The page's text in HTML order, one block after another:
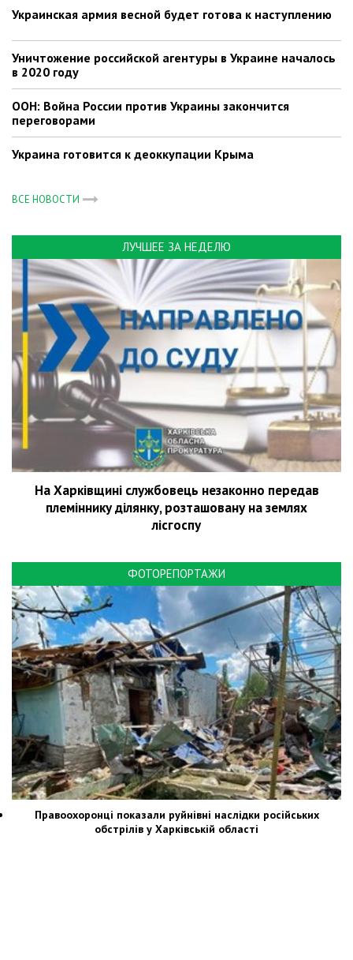
Украинская армия весной будет готова к наступлению
Уничтожение российской агентуры в Украине началось
в 2020 году
ООН: Война России против Украины закончится
переговорами
Украина готовится к деоккупации Крыма
ВСЕ НОВОСТИ
ЛУЧШЕЕ ЗА НЕДЕЛЮ
На Харківщині службовець незаконно передав
племіннику ділянку, розташовану на землях
лісгоспу
ФОТОРЕПОРТАЖИ
Правоохоронці показали руйнівні наслідки російських
обстрілів у Харківській області